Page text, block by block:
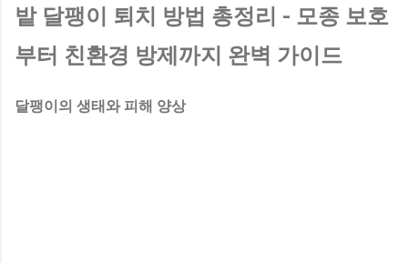
밭 달팽이 퇴치 방법 총정리 - 모종 보호
부터 친환경 방제까지 완벽 가이드
달팽이의 생태와 피해 양상